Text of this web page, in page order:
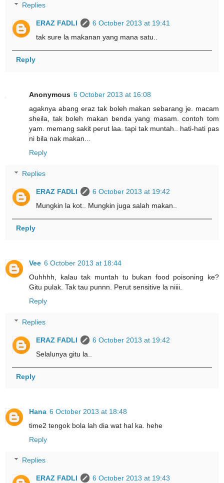
Replies
ERAZ FADLI
6 October 2013 at 19:41
tak sure la makanan yang mana satu..
Reply
Anonymous 6 October 2013 at 16:08
agaknya abang eraz tak boleh makan sebarang je. macam
sheila, tak boleh makan benda yang masam. contoh tom
yam. memang sakit perut laa. tapi tak muntah.. hati-hati pas
ni bila nak makan...
Reply
Replies
ERAZ FADLI
6 October 2013 at 19:42
Mungkin la kot.. Mungkin juga salah makan..
Reply
Vee 6 October 2013 at 18:44
Ouhhhh, kalau tak muntah tu bukan food poisoning ke?
Gitu pulak. Tak tau punnn. Perut sensitive la niiii.
Reply
Replies
ERAZ FADLI
6 October 2013 at 19:42
Selalunya gitu la..
Reply
Hana 6 October 2013 at 18:48
time2 tengok bola lah dia wat hal ka. hehe
Reply
Replies
ERAZ FADLI
6 October 2013 at 19:43